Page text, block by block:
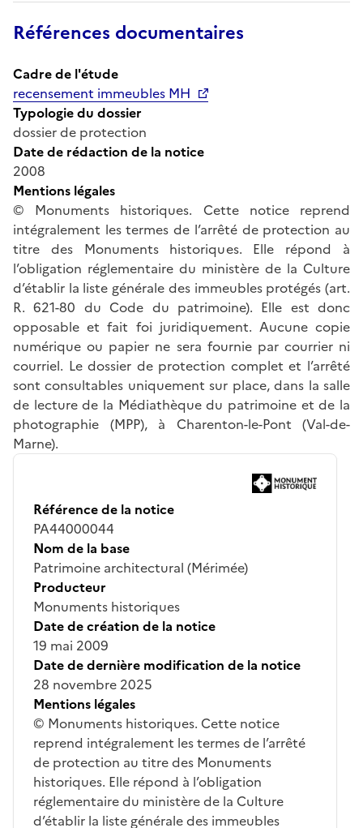
Références documentaires
Cadre de l'étude
recensement immeubles MH
Typologie du dossier
dossier de protection
Date de rédaction de la notice
2008
Mentions légales
© Monuments historiques. Cette notice reprend
intégralement les termes de l’arrêté de protection au
titre des Monuments historiques. Elle répond à
l’obligation réglementaire du ministère de la Culture
d’établir la liste générale des immeubles protégés (art.
R. 621-80 du Code du patrimoine). Elle est donc
opposable et fait foi juridiquement. Aucune copie
numérique ou papier ne sera fournie par courrier ni
courriel. Le dossier de protection complet et l’arrêté
sont consultables uniquement sur place, dans la salle
de lecture de la Médiathèque du patrimoine et de la
photographie (MPP), à Charenton-le-Pont (Val-de-
Marne).
Référence de la notice
PA44000044
Nom de la base
Patrimoine architectural (Mérimée)
Producteur
Monuments historiques
Date de création de la notice
19 mai 2009
Date de dernière modification de la notice
28 novembre 2025
Mentions légales
© Monuments historiques. Cette notice
reprend intégralement les termes de l’arrêté
de protection au titre des Monuments
historiques. Elle répond à l’obligation
réglementaire du ministère de la Culture
d’établir la liste générale des immeubles